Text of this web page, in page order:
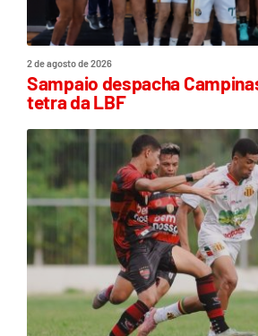
2 de agosto de 2026
Sampaio despacha
tetra da LBF